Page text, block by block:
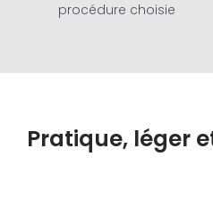
procédure choisie
Pratique, léger